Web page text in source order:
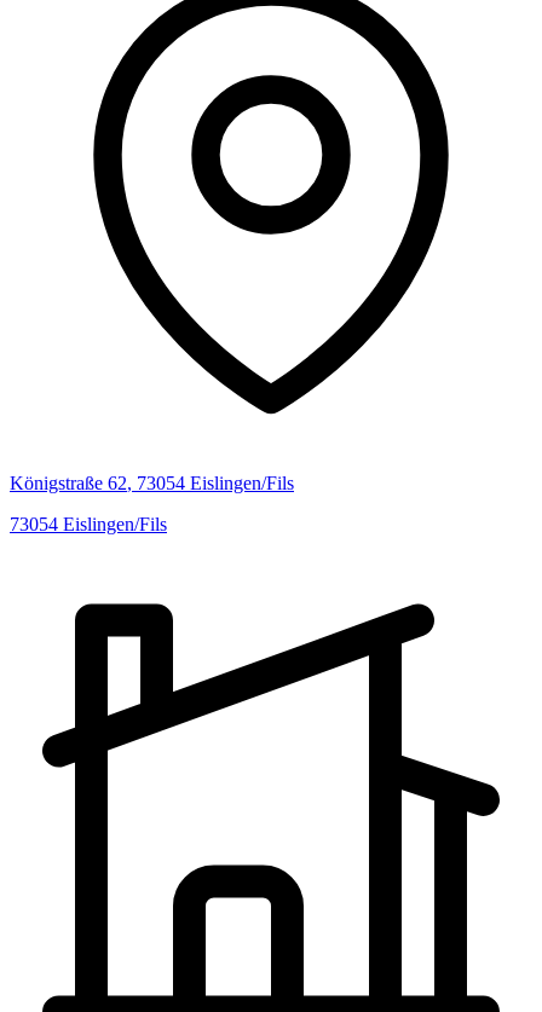
Königstraße 62, 73054 Eislingen/Fils
73054 Eislingen/Fils